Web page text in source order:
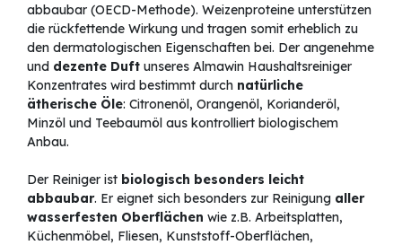
abbaubar (OECD-Methode). Weizenproteine unterstützen
die rückfettende Wirkung und tragen somit erheblich zu
den dermatologischen Eigenschaften bei. Der angenehme
und dezente Duft unseres Almawin Haushaltsreiniger
Konzentrates wird bestimmt durch natürliche
ätherische Öle: Citronenöl, Orangenöl, Korianderöl,
Minzöl und Teebaumöl aus kontrolliert biologischem
Anbau.
Der Reiniger ist biologisch besonders leicht
abbaubar. Er eignet sich besonders zur Reinigung aller
wasserfesten Oberflächen wie z.B. Arbeitsplatten,
Küchenmöbel, Fliesen, Kunststoff-Oberflächen,